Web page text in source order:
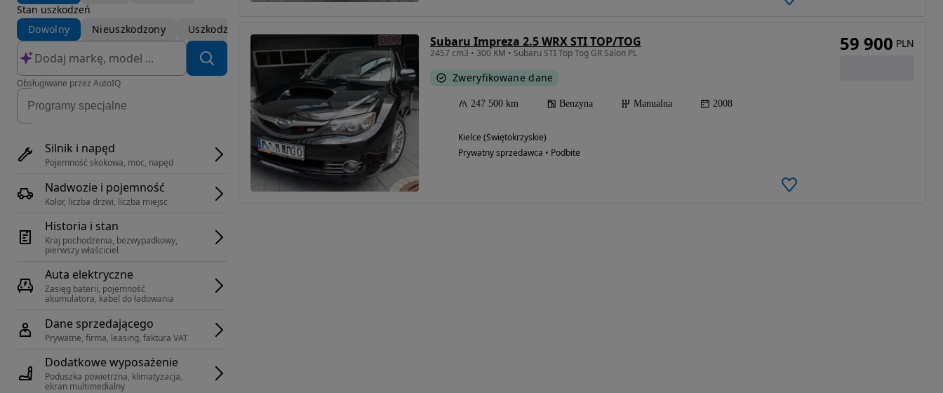
Stan uszkodzeń
Dowolny
Nieuszkodzony Uszkodzony
Obsługiwane przez AutoIQ
Silnik i napęd
Pojemność skokowa, moc, napęd
Nadwozie i pojemność
Kolor, liczba drzwi, liczba miejsc
Historia i stan
Kraj pochodzenia, bezwypadkowy,
pierwszy właściciel
Auta elektryczne
Zasięg baterii, pojemność
akumulatora, kabel do ładowania
Dane sprzedającego
Prywatne, firma, leasing, faktura VAT
Dodatkowe wyposażenie
Poduszka powietrzna, klimatyzacja,
ekran multimedialny
Subaru Impreza 2.5 WRX STI TOP/TOG
2457 cm3 • 300 KM • Subaru STI Top Tog GR Salon PL
Zweryfikowane dane
247 500 km Benzyna Manualna 2008
Kielce (Świętokrzyskie)
Prywatny sprzedawca • Podbite
59 900 PLN